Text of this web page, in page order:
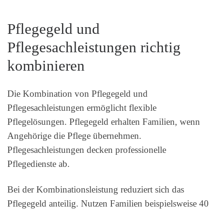
Pflegegeld und
Pflegesachleistungen richtig
kombinieren
Die Kombination von Pflegegeld und
Pflegesachleistungen ermöglicht flexible
Pflegelösungen. Pflegegeld erhalten Familien, wenn
Angehörige die Pflege übernehmen.
Pflegesachleistungen decken professionelle
Pflegedienste ab.
Bei der Kombinationsleistung reduziert sich das
Pflegegeld anteilig. Nutzen Familien beispielsweise 40